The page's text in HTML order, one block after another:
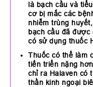
là bạch cầu và
cơ bị mắc các
nhiễm trùng
bạch cầu đã được
có sử dụng thuốc
Thuốc có thể làm
tiến triển nặng
chỉ ra Halaven có
thần kinh ngoại